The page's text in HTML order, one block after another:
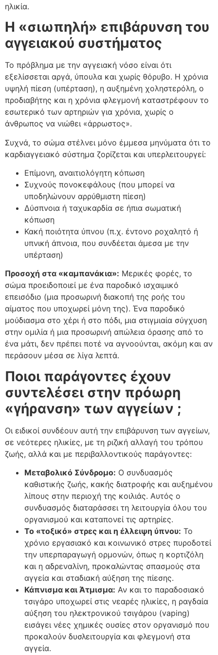
ηλικία.
Η «σιωπηλή» επιβάρυνση του
αγγειακού συστήματος
Το πρόβλημα με την αγγειακή νόσο είναι ότι
εξελίσσεται αργά, ύπουλα και χωρίς θόρυβο. Η χρόνια
υψηλή πίεση (υπέρταση), η αυξημένη χοληστερόλη, ο
προδιαβήτης και η χρόνια φλεγμονή καταστρέφουν το
εσωτερικό των αρτηριών για χρόνια, χωρίς ο
άνθρωπος να νιώθει «άρρωστος».
Συχνά, το σώμα στέλνει μόνο έμμεσα μηνύματα ότι το
καρδιαγγειακό σύστημα ζορίζεται και υπερλειτουργεί:
Επίμονη, αναιτιολόγητη κόπωση
Συχνούς πονοκεφάλους (που μπορεί να
υποδηλώνουν αρρύθμιστη πίεση)
Δύσπνοια ή ταχυκαρδία σε ήπια σωματική
κόπωση
Κακή ποιότητα ύπνου (π.χ. έντονο ροχαλητό ή
υπνική άπνοια, που συνδέεται άμεσα με την
υπέρταση)
Προσοχή στα «καμπανάκια»: Μερικές φορές, το
σώμα προειδοποιεί με ένα παροδικό ισχαιμικό
επεισόδιο (μια προσωρινή διακοπή της ροής του
αίματος που υποχωρεί μόνη της). Ένα παροδικό
μούδιασμα στο χέρι ή στο πόδι, μια στιγμιαία σύγχυση
στην ομιλία ή μια προσωρινή απώλεια όρασης από το
ένα μάτι, δεν πρέπει ποτέ να αγνοούνται, ακόμη και αν
περάσουν μέσα σε λίγα λεπτά.
Ποιοι παράγοντες έχουν
συντελέσει στην πρόωρη
«γήρανση» των αγγείων ;
Οι ειδικοί συνδέουν αυτή την επιβάρυνση των αγγείων,
σε νεότερες ηλικίες, με τη ριζική αλλαγή του τρόπου
ζωής, αλλά και με περιβαλλοντικούς παράγοντες:
Μεταβολικό Σύνδρομο: Ο συνδυασμός
καθιστικής ζωής, κακής διατροφής και αυξημένου
λίπους στην περιοχή της κοιλιάς. Αυτός ο
συνδυασμός διαταράσσει τη λειτουργία όλου του
οργανισμού και καταπονεί τις αρτηρίες.
Το «τοξικό» στρες και η έλλειψη ύπνου: Το
χρόνιο εργασιακό και κοινωνικό στρες πυροδοτεί
την υπερπαραγωγή ορμονών, όπως η κορτιζόλη
και η αδρεναλίνη, προκαλώντας σπασμούς στα
αγγεία και σταδιακή αύξηση της πίεσης.
Κάπνισμα και Άτμισμα: Αν και το παραδοσιακό
τσιγάρο υποχωρεί στις νεαρές ηλικίες, η ραγδαία
αύξηση του ηλεκτρονικού τσιγάρου (vaping)
εισάγει νέες χημικές ουσίες στον οργανισμό που
προκαλούν δυσλειτουργία και φλεγμονή στα
αγγεία.